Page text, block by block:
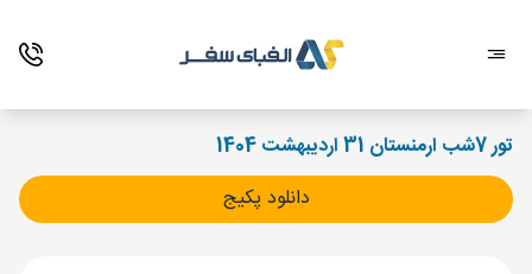
تور 7شب ارمنستان 31 اردیبهشت 1404
دانلود پکیج